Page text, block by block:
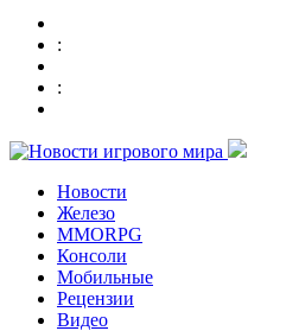
:
:
Новости
Железо
MMORPG
Консоли
Мобильные
Рецензии
Видео